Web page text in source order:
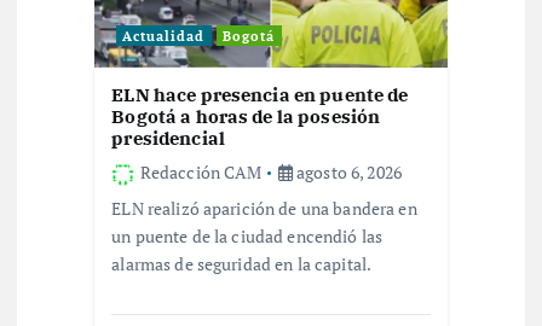
Actualidad Bogotá
ELN hace presencia en puente de
Bogotá a horas de la posesión
presidencial
Redacción CAM
agosto 6, 2026
ELN realizó aparición de una bandera en
un puente de la ciudad encendió las
alarmas de seguridad en la capital.